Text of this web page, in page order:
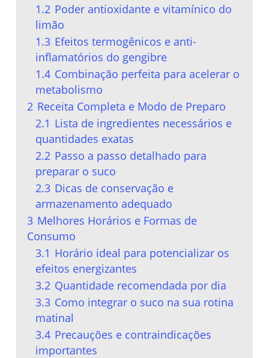
1.2 Poder antioxidante e vitamínico do
limão
1.3 Efeitos termogênicos e anti-
inflamatórios do gengibre
1.4 Combinação perfeita para acelerar o
metabolismo
2 Receita Completa e Modo de Preparo
2.1 Lista de ingredientes necessários e
quantidades exatas
2.2 Passo a passo detalhado para
preparar o suco
2.3 Dicas de conservação e
armazenamento adequado
3 Melhores Horários e Formas de
Consumo
3.1 Horário ideal para potencializar os
efeitos energizantes
3.2 Quantidade recomendada por dia
3.3 Como integrar o suco na sua rotina
matinal
3.4 Precauções e contraindicações
importantes